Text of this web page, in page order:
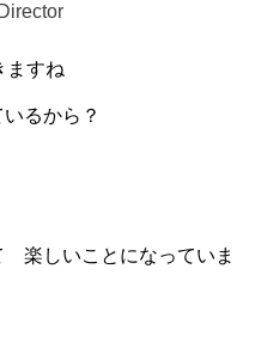
ますね
るから？
楽しいことになっていま